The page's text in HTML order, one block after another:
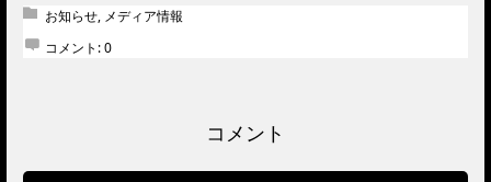
お知らせ, メディア情報
コメント:0
コメント